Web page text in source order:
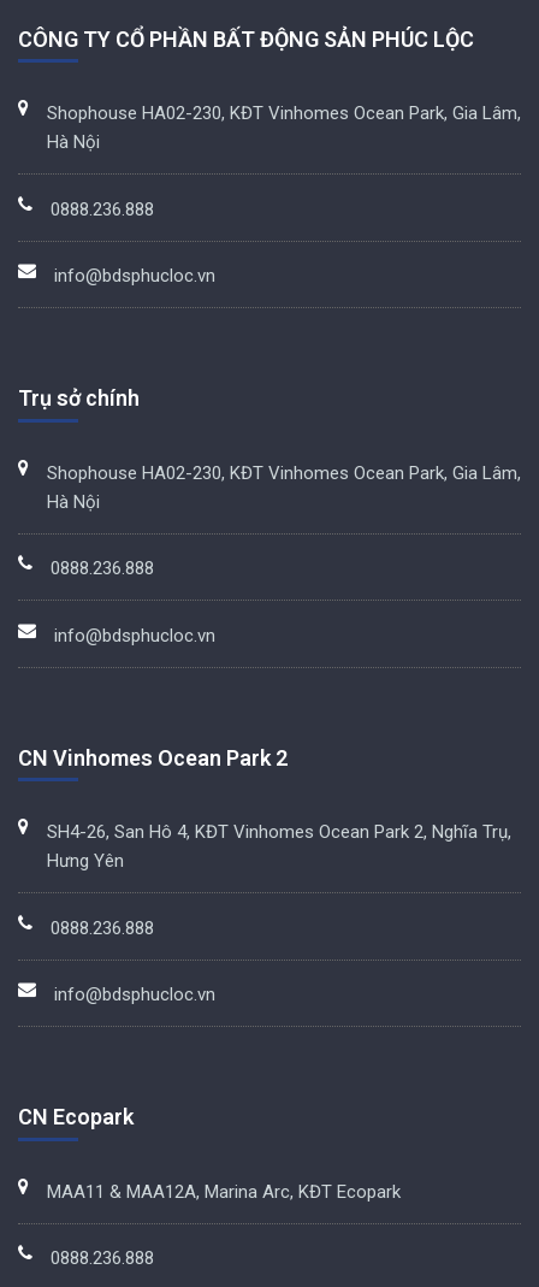
CÔNG TY CỔ PHẦN BẤT ĐỘNG SẢN PHÚC LỘC
Shophouse HA02-230, KĐT Vinhomes Ocean Park, Gia Lâm,
Hà Nội
0888.236.888
info@bdsphucloc.vn
Trụ sở chính
Shophouse HA02-230, KĐT Vinhomes Ocean Park, Gia Lâm,
Hà Nội
0888.236.888
info@bdsphucloc.vn
CN Vinhomes Ocean Park 2
SH4-26, San Hô 4, KĐT Vinhomes Ocean Park 2, Nghĩa Trụ,
Hưng Yên
0888.236.888
info@bdsphucloc.vn
CN Ecopark
MAA11 & MAA12A, Marina Arc, KĐT Ecopark
0888.236.888